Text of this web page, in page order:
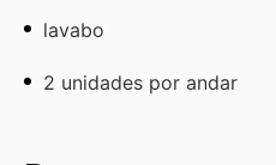
lavabo
2 unidades por andar